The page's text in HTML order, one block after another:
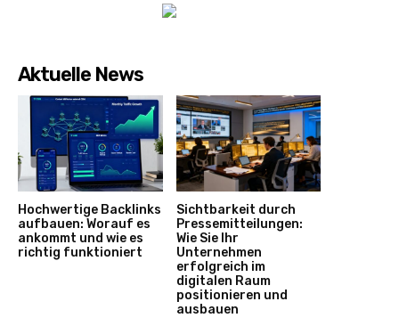
Aktuelle News
Hochwertige Backlinks
aufbauen: Worauf es
ankommt und wie es
richtig funktioniert
Sichtbarkeit durch
Pressemitteilungen:
Wie Sie Ihr
Unternehmen
erfolgreich im
digitalen Raum
positionieren und
ausbauen